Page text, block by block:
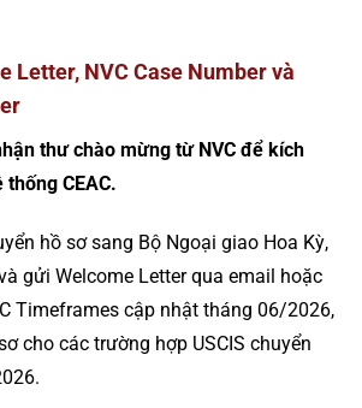
Letter, NVC Case Number và
thư chào mừng từ NVC để kích
thống CEAC.
hồ sơ sang Bộ Ngoại giao Hoa Kỳ,
gửi Welcome Letter qua email hoặc
Timeframes cập nhật tháng 06/2026,
cho các trường hợp USCIS chuyển